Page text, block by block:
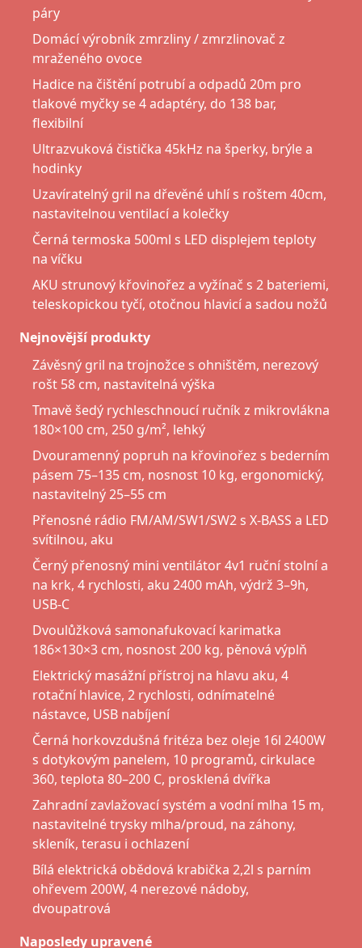
páry
Domácí výrobník zmrzliny / zmrzlinovač z
mraženého ovoce
Hadice na čištění potrubí a odpadů 20m pro
tlakové myčky se 4 adaptéry, do 138 bar,
flexibilní
Ultrazvuková čistička 45kHz na šperky, brýle a
hodinky
Uzavíratelný gril na dřevěné uhlí s roštem 40cm,
nastavitelnou ventilací a kolečky
Černá termoska 500ml s LED displejem teploty
na víčku
AKU strunový křovinořez a vyžínač s 2 bateriemi,
teleskopickou tyčí, otočnou hlavicí a sadou nožů
Nejnovější produkty
Závěsný gril na trojnožce s ohništěm, nerezový
rošt 58 cm, nastavitelná výška
Tmavě šedý rychleschnoucí ručník z mikrovlákna
180×100 cm, 250 g/m², lehký
Dvouramenný popruh na křovinořez s bederním
pásem 75–135 cm, nosnost 10 kg, ergonomický,
nastavitelný 25–55 cm
Přenosné rádio FM/AM/SW1/SW2 s X-BASS a LED
svítilnou, aku
Černý přenosný mini ventilátor 4v1 ruční stolní a
na krk, 4 rychlosti, aku 2400 mAh, výdrž 3–9h,
USB-C
Dvoulůžková samonafukovací karimatka
186×130×3 cm, nosnost 200 kg, pěnová výplň
Elektrický masážní přístroj na hlavu aku, 4
rotační hlavice, 2 rychlosti, odnímatelné
nástavce, USB nabíjení
Černá horkovzdušná fritéza bez oleje 16l 2400W
s dotykovým panelem, 10 programů, cirkulace
360, teplota 80–200 C, prosklená dvířka
Zahradní zavlažovací systém a vodní mlha 15 m,
nastavitelné trysky mlha/proud, na záhony,
skleník, terasu i ochlazení
Bílá elektrická obědová krabička 2,2l s parním
ohřevem 200W, 4 nerezové nádoby,
dvoupatrová
Naposledy upravené